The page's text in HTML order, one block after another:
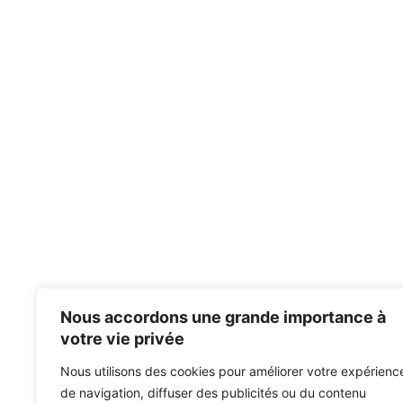
Nous accordons une grande importance à
votre vie privée
Nous utilisons des cookies pour améliorer votre
de navigation, diffuser des publicités ou du contenu